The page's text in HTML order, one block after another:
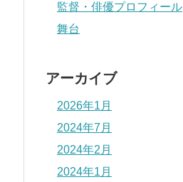
監督・俳優プロフィール
舞台
アーカイブ
2026年1月
2024年7月
2024年2月
2024年1月